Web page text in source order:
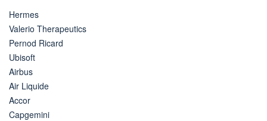
Hermes
Valerio Therapeutics
Pernod Ricard
Ubisoft
Airbus
Air Liquide
Accor
Capgemini